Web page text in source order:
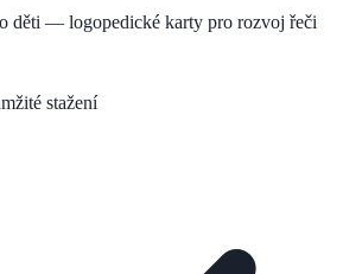
děti — logopedické karty pro rozvoj řeči
stažení